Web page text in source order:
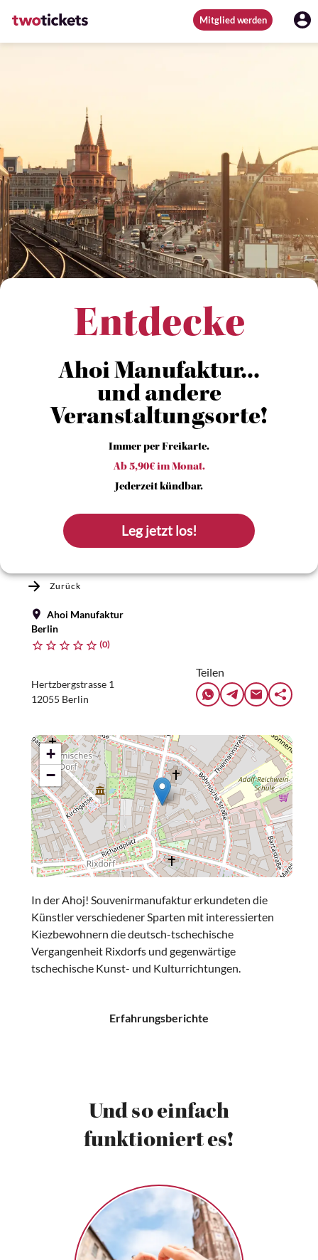
Mitglied werden
Entdecke
Ahoi Manufaktur...
und andere
Veranstaltungsorte!
Immer per Freikarte.
Ab 5,90€ im Monat.
Jederzeit kündbar.
Leg jetzt los!
Zurück
Ahoi Manufaktur
Berlin
(0)
Hertzbergstrasse 1
12055 Berlin
Teilen
+
−
In der Ahoj! Souvenirmanufaktur erkundeten die
Künstler verschiedener Sparten mit interessierten
Kiezbewohnern die deutsch-tschechische
Vergangenheit Rixdorfs und gegenwärtige
tschechische Kunst- und Kulturrichtungen.
Erfahrungsberichte
Und so einfach
funktioniert es!